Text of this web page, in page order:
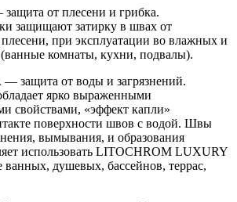
от плесени и грибка.
защищают затирку в швах от
при эксплуатации во влажных и
комнаты, кухни, подвалы).
— защита от воды и загрязнений.
ярко выраженными
свойствами, «эффект капли»
поверхности швов с водой. Швы
вымывания, и образования
использовать LITOCHROM LUXURY
душевых, бассейнов, террас,